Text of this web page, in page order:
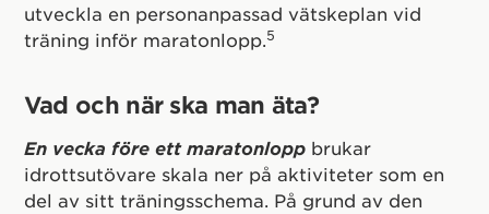
utveckla en personanpassad vätskeplan vid
träning inför maratonlopp. 5
Vad och när ska man äta?
En vecka före ett maratonloppbrukar
idrottsutövare skala ner på aktiviteter som en
del av sitt träningsschema. På grund av den